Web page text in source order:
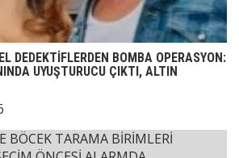
DEDEKTİFLERDEN BOMBA OPERASYON:
UYUŞTURUCU ÇIKTI, ALTIN